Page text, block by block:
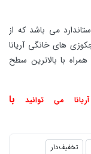
می باشد که از
های خانگی آریانا
با بالاترین سطح
می توانید با
تخفیف‌دار